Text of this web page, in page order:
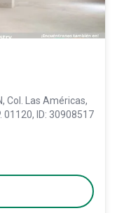
Col. Las Américas,
01120, ID: 30908517